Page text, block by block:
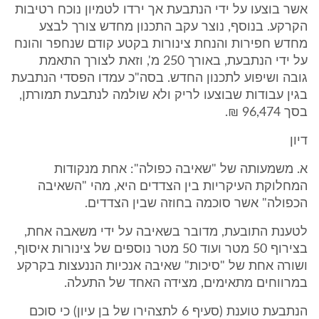
אשר בוצעו על ידי הנתבעת אך ירדו לטמיון נוכח רטיבות
הקרקע. בנוסף, נוצר עקב התכנון מחדש צורך לבצע
מחדש חפירות והנחת צינורות בקטע קודם שנחפר והונח
על ידי הנתבעת, באורך 250 מ', וזאת לצורך התאמת
גובה ושיפוע לתכנון החדש. בסה"כ עמדו הפסדי הנתבעת
בגין עבודות שבוצעו לריק ולא שולמה לנתבעת תמורתן,
בסך 96,474 ₪.
דיון
א. משמעותה של "שאיבה כפולה": אחת מנקודות
המחלוקת העיקריות בין הצדדים היא, מהי "השאיבה
הכפולה" אשר סוכמה בחוזה שבין הצדדים.
לטענת התובעת, מדובר בשאיבה על ידי משאבה אחת,
בצירוף 50 מטר ועוד 50 מטר נוספים של צינורות איסוף,
ושורה אחת של "סיכות" שאיבה אנכיות הננעצות בקרקע
במרווחים מתאימים, מצידה האחד של התעלה.
הנתבעת טוענת (סעיף 6 לתצהירו של בן עיון) כי סוכם